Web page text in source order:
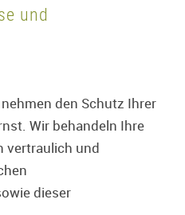
und
den Schutz Ihrer
Wir behandeln Ihre
vertraulich und
dieser